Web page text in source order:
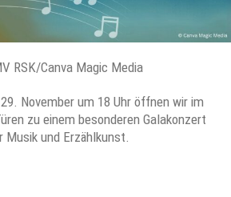
RSK/Canva Magic Media
November um 18 Uhr öffnen wir im
zu einem besonderen Galakonzert
Musik und Erzählkunst.